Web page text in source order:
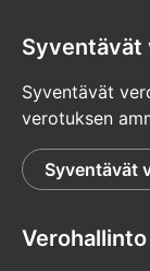
Syventävät
Syventävät
verotuksen
Syventävät
Verohallinto